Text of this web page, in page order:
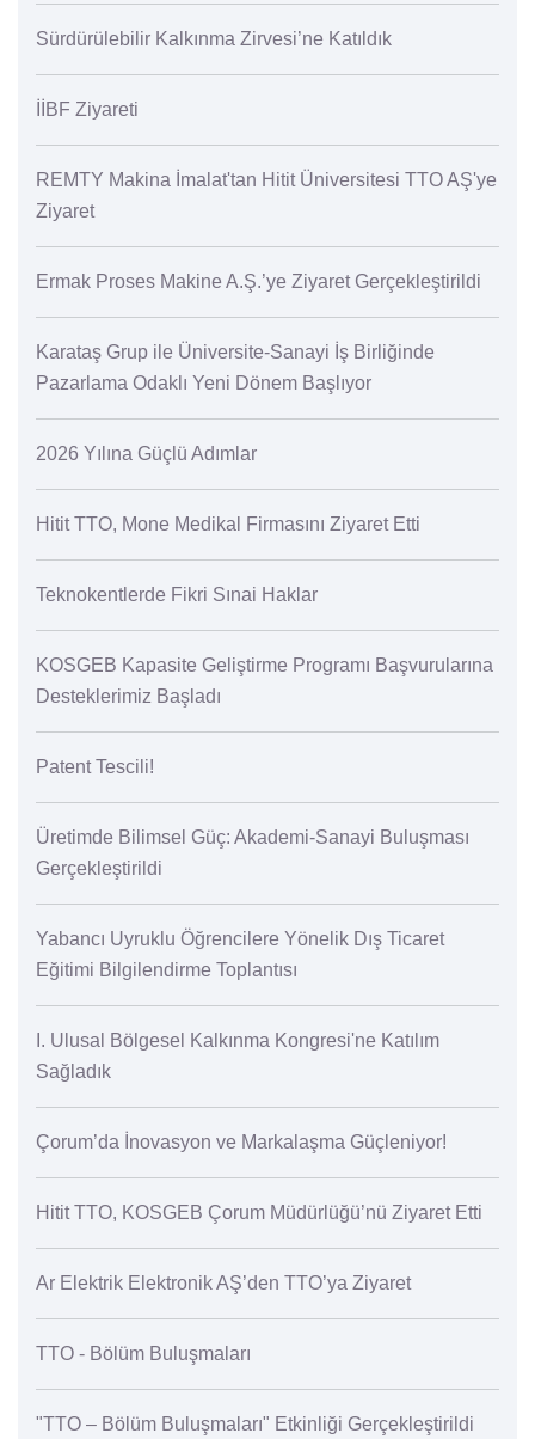
Sürdürülebilir Kalkınma Zirvesi’ne Katıldık
İİBF Ziyareti
REMTY Makina İmalat'tan Hitit Üniversitesi TTO AŞ'ye
Ziyaret
Ermak Proses Makine A.Ş.’ye Ziyaret Gerçekleştirildi
Karataş Grup ile Üniversite-Sanayi İş Birliğinde
Pazarlama Odaklı Yeni Dönem Başlıyor
2026 Yılına Güçlü Adımlar
Hitit TTO, Mone Medikal Firmasını Ziyaret Etti
Teknokentlerde Fikri Sınai Haklar
KOSGEB Kapasite Geliştirme Programı Başvurularına
Desteklerimiz Başladı
Patent Tescili!
Üretimde Bilimsel Güç: Akademi-Sanayi Buluşması
Gerçekleştirildi
Yabancı Uyruklu Öğrencilere Yönelik Dış Ticaret
Eğitimi Bilgilendirme Toplantısı
I. Ulusal Bölgesel Kalkınma Kongresi'ne Katılım
Sağladık
Çorum’da İnovasyon ve Markalaşma Güçleniyor!
Hitit TTO, KOSGEB Çorum Müdürlüğü’nü Ziyaret Etti
Ar Elektrik Elektronik AŞ’den TTO’ya Ziyaret
TTO - Bölüm Buluşmaları
"TTO – Bölüm Buluşmaları" Etkinliği Gerçekleştirildi